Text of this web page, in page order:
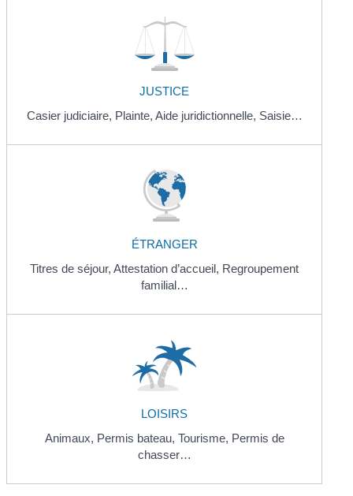
JUSTICE
Casier judiciaire, Plainte, Aide juridictionnelle, Saisie…
ÉTRANGER
Titres de séjour, Attestation d’accueil, Regroupement
familial…
LOISIRS
Animaux, Permis bateau, Tourisme, Permis de
chasser…